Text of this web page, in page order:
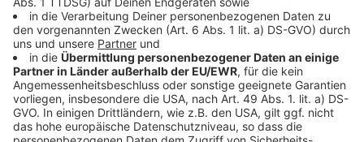
RAYE und ihr großartiges TinyDesk-Concert
2024 gewann sie als erste(r) Solo Artist sechs Brit
Awards an einem Abend - und das war ihre
Performance
Anzeige